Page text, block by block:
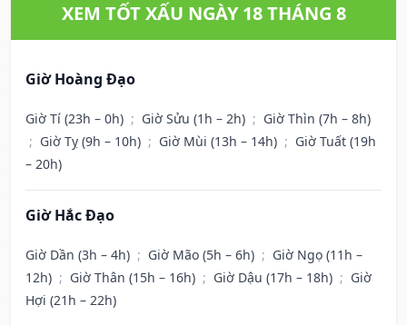
XEM TỐT XẤU NGÀY 18 THÁNG 8
Giờ Hoàng Đạo
Giờ Tí (23h – 0h) ; Giờ Sửu (1h – 2h) ; Giờ Thìn (7h – 8h)
; Giờ Tỵ (9h – 10h) ; Giờ Mùi (13h – 14h) ; Giờ Tuất (19h
– 20h)
Giờ Hắc Đạo
Giờ Dần (3h – 4h) ; Giờ Mão (5h – 6h) ; Giờ Ngọ (11h –
12h) ; Giờ Thân (15h – 16h) ; Giờ Dậu (17h – 18h) ; Giờ
Hợi (21h – 22h)